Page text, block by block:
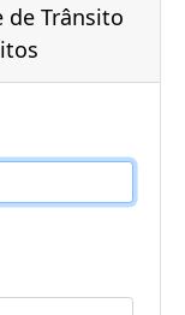
de Trânsito